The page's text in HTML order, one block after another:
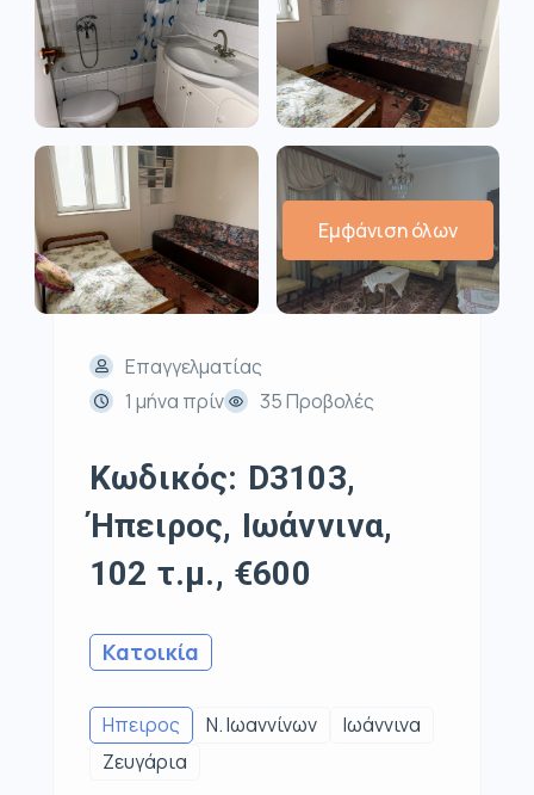
Εμφάνιση όλων
Επαγγελματίας
1 μήνα πρίν
35 Προβολές
Κωδικός: D3103,
Ήπειρος, Ιωάννινα,
102 τ.μ., €600
Κατοικία
Ηπειρος Ν. Ιωαννίνων
Ιωάννινα
Ζευγάρια